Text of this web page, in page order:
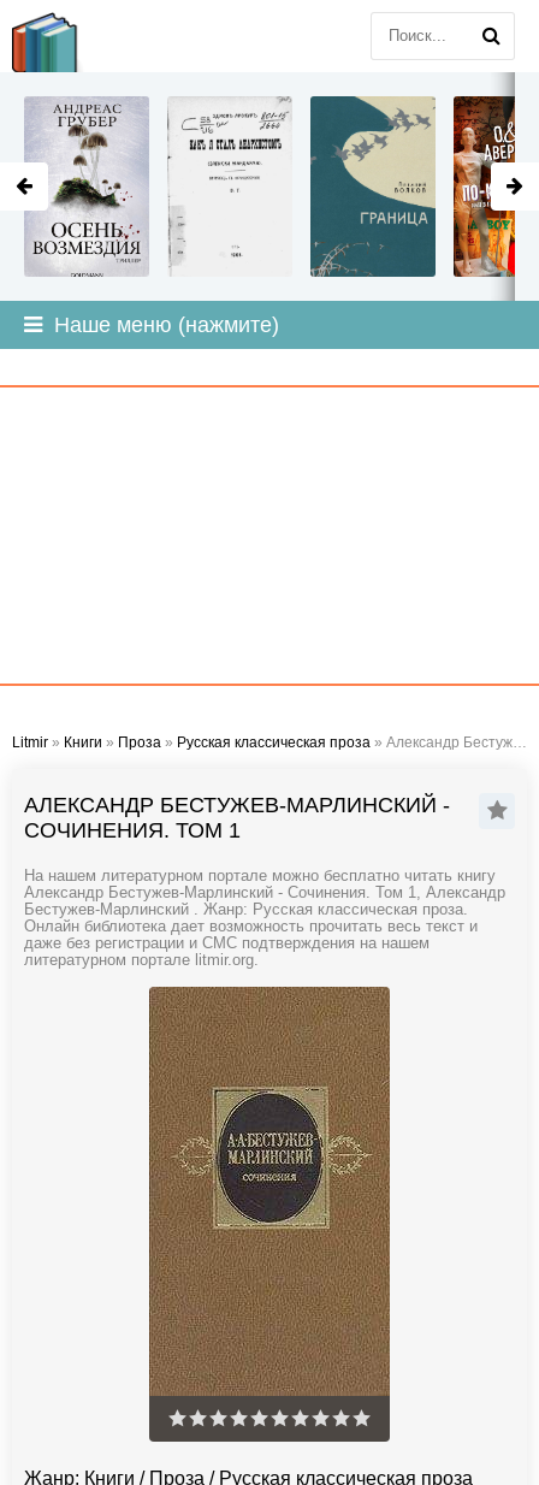
Наше меню (нажмите)
Litmir » Книги » Проза » Русская классическая проза » Александр Бестужев-Марлинский - Сочинения. Том 1
АЛЕКСАНДР БЕСТУЖЕВ-МАРЛИНСКИЙ -
СОЧИНЕНИЯ. ТОМ 1
На нашем литературном портале можно бесплатно читать книгу
Александр Бестужев-Марлинский - Сочинения. Том 1, Александр
Бестужев-Марлинский . Жанр: Русская классическая проза.
Онлайн библиотека дает возможность прочитать весь текст и
даже без регистрации и СМС подтверждения на нашем
литературном портале litmir.org.
Жанр: Книги / Проза / Русская классическая проза
LITMIR.ORG